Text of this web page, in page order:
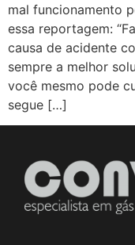
mal funcionamento
essa reportagem:
causa de acidente
sempre a melhor
você mesmo pode
segue […]